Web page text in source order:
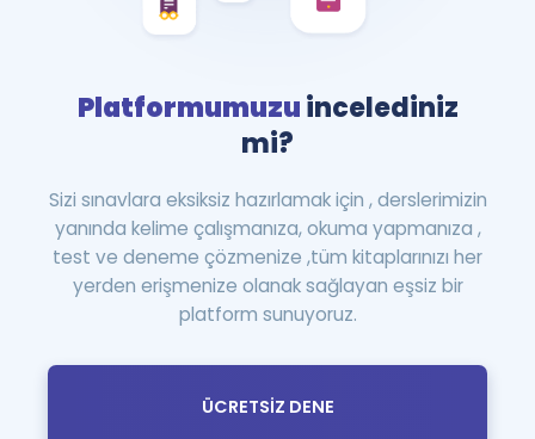
Platformumuzuincelediniz
mi?
Sizi sınavlara eksiksiz hazırlamak için , derslerimizin
yanında kelime çalışmanıza, okuma yapmanıza ,
test ve deneme çözmenize ,tüm kitaplarınızı her
yerden erişmenize olanak sağlayan eşsiz bir
platform sunuyoruz.
ÜCRETSİZ DENE